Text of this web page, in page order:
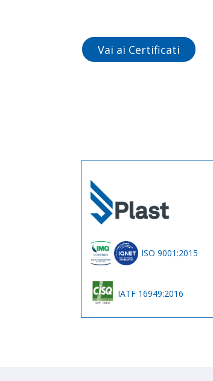
Vai ai Certificati
ISO 9001:2015
IATF 16949:2016